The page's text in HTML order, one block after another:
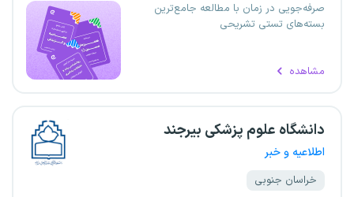
صرفه‌جویی در زمان با مطالعه جامع‌ترین
بسته‌های تستی تشریحی
مشاهده
دانشگاه علوم پزشکی بیرجند
اطلاعیه و خبر
خراسان جنوبی